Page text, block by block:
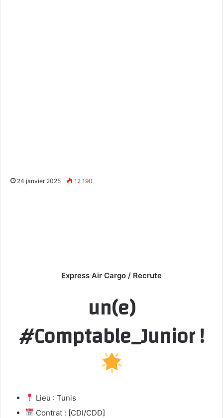
24 janvier 2025 12 190
Express Air Cargo / Recrute
un(e)
#Comptable_Junior !
Lieu : Tunis
Contrat : [CDI/CDD]